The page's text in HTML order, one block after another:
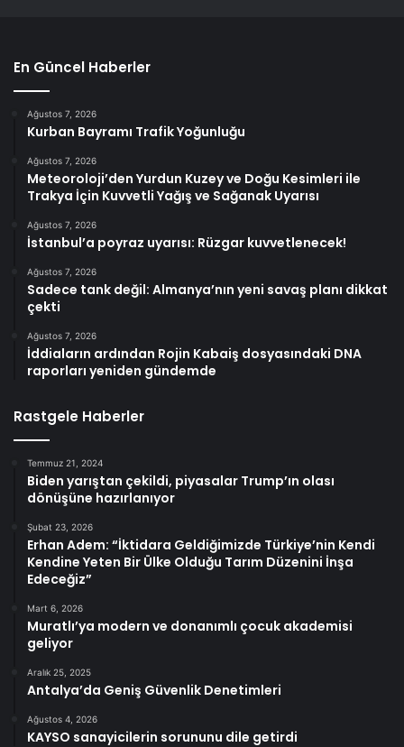
En Güncel Haberler
Ağustos 7, 2026
Kurban Bayramı Trafik Yoğunluğu
Ağustos 7, 2026
Meteoroloji’den Yurdun Kuzey ve Doğu Kesimleri ile
Trakya İçin Kuvvetli Yağış ve Sağanak Uyarısı
Ağustos 7, 2026
İstanbul’a poyraz uyarısı: Rüzgar kuvvetlenecek!
Ağustos 7, 2026
Sadece tank değil: Almanya’nın yeni savaş planı dikkat
çekti
Ağustos 7, 2026
İddiaların ardından Rojin Kabaiş dosyasındaki DNA
raporları yeniden gündemde
Rastgele Haberler
Temmuz 21, 2024
Biden yarıştan çekildi, piyasalar Trump’ın olası
dönüşüne hazırlanıyor
Şubat 23, 2026
Erhan Adem: “İktidara Geldiğimizde Türkiye’nin Kendi
Kendine Yeten Bir Ülke Olduğu Tarım Düzenini İnşa
Edeceğiz”
Mart 6, 2026
Muratlı’ya modern ve donanımlı çocuk akademisi
geliyor
Aralık 25, 2025
Antalya’da Geniş Güvenlik Denetimleri
Ağustos 4, 2026
KAYSO sanayicilerin sorununu dile getirdi